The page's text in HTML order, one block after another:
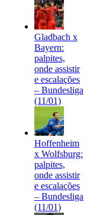
Gladbach x
Bayern:
palpites,
onde assistir
e escalações
– Bundesliga
(11/01)
Hoffenheim
x Wolfsburg:
palpites,
onde assistir
e escalações
– Bundesliga
(11/01)